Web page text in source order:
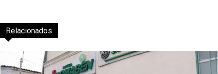
Relacionados